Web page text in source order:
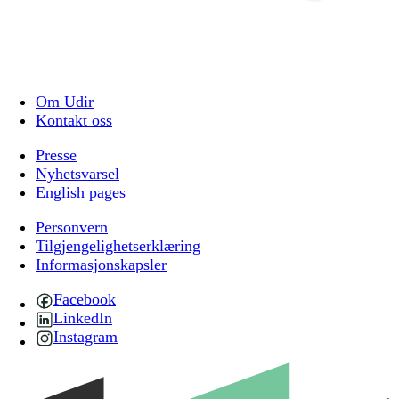
Om Udir
Kontakt oss
Presse
Nyhetsvarsel
English pages
Personvern
Tilgjengelighetserklæring
Informasjonskapsler
Facebook
LinkedIn
Instagram